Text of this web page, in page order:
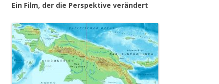
Ein Film, der die Perspektive verändert